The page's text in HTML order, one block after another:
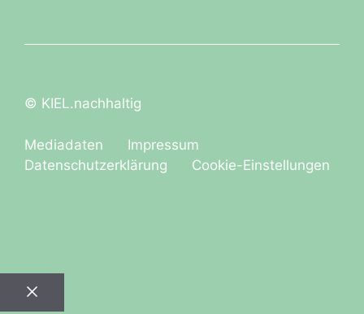
© KIEL.nachhaltig
Mediadaten
Impressum
Datenschutzerklärung
Cookie-Einstellungen